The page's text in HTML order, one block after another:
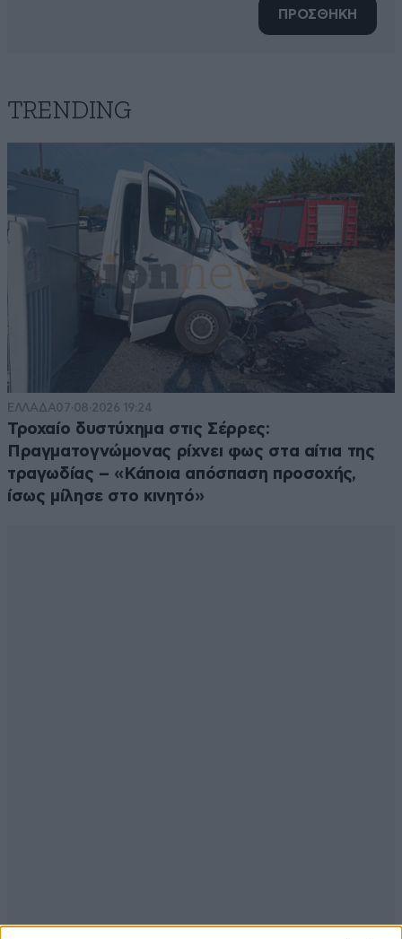
ΠΡΟΣΘΗΚΗ
TRENDING
ΕΛΛΑΔΑ07·08·2026 19:24
Τροχαίο δυστύχημα στις Σέρρες:
Πραγματογνώμονας ρίχνει φως στα αίτια της
τραγωδίας – «Κάποια απόσπαση προσοχής,
ίσως μίλησε στο κινητό»